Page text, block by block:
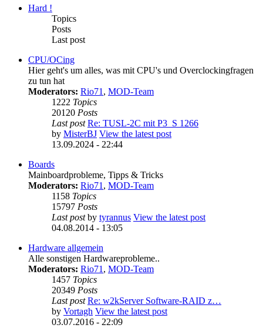
Hard !
Topics
Posts
Last post
CPU/OCing
Hier geht's um alles, was mit CPU's und Overclockingfragen
zu tun hat
Moderators: Rio71, MOD-Team
1222 Topics
20120 Posts
Last post Re: TUSL-2C mit P3_S 1266
by MisterBJ View the latest post
13.09.2024 - 22:44
Boards
Mainboardprobleme, Tipps & Tricks
Moderators: Rio71, MOD-Team
1158 Topics
15797 Posts
Last postby tyrannus View the latest post
04.08.2014 - 13:05
Hardware allgemein
Alle sonstigen Hardwareprobleme..
Moderators: Rio71, MOD-Team
1457 Topics
20349 Posts
Last post Re: w2kServer Software-RAID z…
by Vortagh View the latest post
03.07.2016 - 22:09